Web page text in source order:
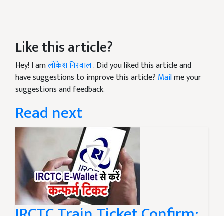
Like this article?
Hey! I amलोकेश निरवाल. Did you liked this article and
have suggestions to improve this article? Mailme your
suggestions and feedback.
Read next